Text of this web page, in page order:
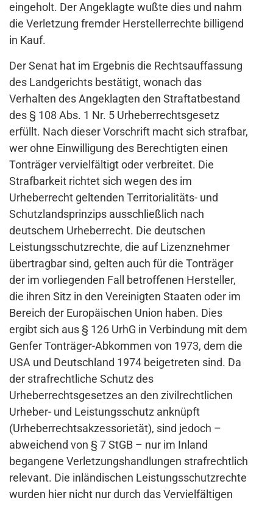
eingeholt. Der Angeklagte wußte dies und nahm
die Verletzung fremder Herstellerrechte billigend
in Kauf.
Der Senat hat im Ergebnis die Rechtsauffassung
des Landgerichts bestätigt, wonach das
Verhalten des Angeklagten den Straftatbestand
des § 108 Abs. 1 Nr. 5 Urheberrechtsgesetz
erfüllt. Nach dieser Vorschrift macht sich strafbar,
wer ohne Einwilligung des Berechtigten einen
Tonträger vervielfältigt oder verbreitet. Die
Strafbarkeit richtet sich wegen des im
Urheberrecht geltenden Territorialitäts- und
Schutzlandsprinzips ausschließlich nach
deutschem Urheberrecht. Die deutschen
Leistungsschutzrechte, die auf Lizenznehmer
übertragbar sind, gelten auch für die Tonträger
der im vorliegenden Fall betroffenen Hersteller,
die ihren Sitz in den Vereinigten Staaten oder im
Bereich der Europäischen Union haben. Dies
ergibt sich aus § 126 UrhG in Verbindung mit dem
Genfer Tonträger-Abkommen von 1973, dem die
USA und Deutschland 1974 beigetreten sind. Da
der strafrechtliche Schutz des
Urheberrechtsgesetzes an den zivilrechtlichen
Urheber- und Leistungsschutz anknüpft
(Urheberrechtsakzessorietät), sind jedoch –
abweichend von § 7 StGB – nur im Inland
begangene Verletzungshandlungen strafrechtlich
relevant. Die inländischen Leistungsschutzrechte
wurden hier nicht nur durch das Vervielfältigen